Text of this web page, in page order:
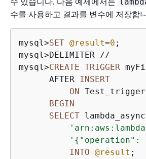
수를 사용하고 결과를 변수에 저장합
mysql>SET @result=0
mysql>DELIMITER //
mysql>CREATE TRIGGER
      AFTER
INSERT
ON Test_trigger
BEGIN
SELECT
' { "operation":
INTO @result ;